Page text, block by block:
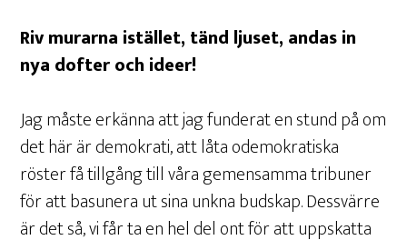
Riv murarna istället, tänd ljuset, andas in
nya dofter och ideer!
Jag måste erkänna att jag funderat en stund på om
det här är demokrati, att låta odemokratiska
röster få tillgång till våra gemensamma tribuner
för att basunera ut sina unkna budskap. Dessvärre
är det så, vi får ta en hel del ont för att uppskatta